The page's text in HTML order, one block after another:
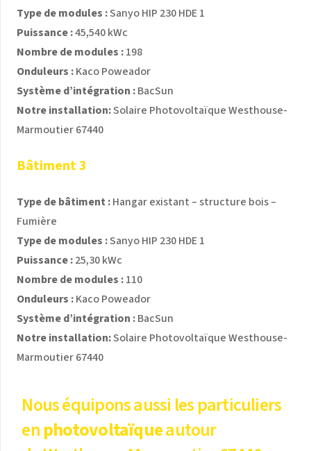
Type de modules :Sanyo HIP 230 HDE 1
Puissance :45,540 kWc
Nombre de modules :198
Onduleurs :Kaco Poweador
Système d’intégration :BacSun
Notre installation:Solaire Photovoltaïque Westhouse-
Marmoutier 67440
Bâtiment 3
Type de bâtiment :Hangar existant – structure bois –
Fumière
Type de modules :Sanyo HIP 230 HDE 1
Puissance :25,30 kWc
Nombre de modules :110
Onduleurs :Kaco Poweador
Système d’intégration :BacSun
Notre installation:Solaire Photovoltaïque Westhouse-
Marmoutier 67440
Nous équipons aussi les particuliers
enphotovoltaïqueautour